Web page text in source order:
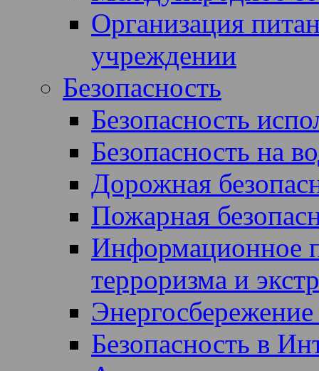
Организация
учреждении
Безопасность
Безопасность
Безопасность на
Дорожная
Пожарная
Информационное
терроризма и
Энергосбережение
Безопасность в